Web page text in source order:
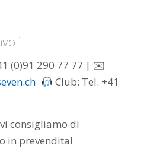
(0)91 290 77 77 | ✉
Club: Tel. +41
consigliamo di
in prevendita!